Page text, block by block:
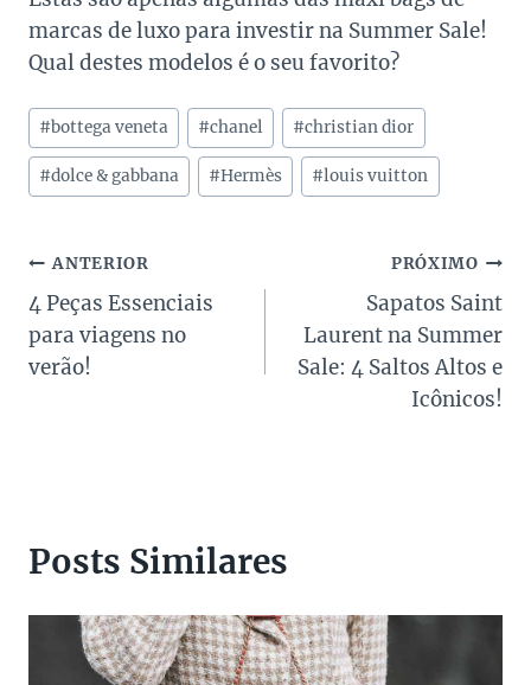
marcas de luxo para investir na Summer Sale!
Qual destes modelos é o seu favorito?
Tags
do
Post:
#bottega veneta #chanel #christian dior
#dolce & gabbana #Hermès #louis vuitton
Navegação
de
Post
ANTERIOR
4 Peças Essenciais
para viagens no
verão!
PRÓXIMO
Sapatos Saint
Laurent na Summer
Sale: 4 Saltos Altos e
Icônicos!
Posts Similares